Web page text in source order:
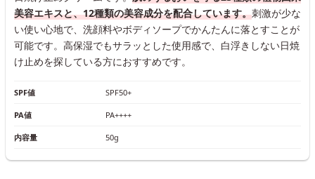
美容エキスと、12種類の美容成分を配合しています。刺激が少な
い使い心地で、洗顔料やボディソープでかんたんに落とすことが
可能です。高保湿でもサラッとした使用感で、白浮きしない日焼
け止めを探している方におすすめです。
SPF値 SPF50+
PA値 PA++++
内容量 50g